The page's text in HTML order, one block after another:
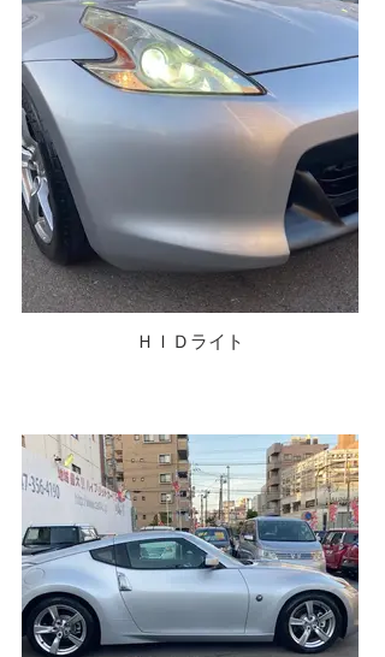
ＨＩＤライト